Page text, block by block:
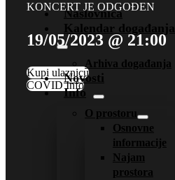
Naslovnica
Kalendar događanja
Arhiva događanja
Novosti
Info
O prostoru
Osnovne
informacije
Najam
prostora
KONCERT JE ODGOĐEN
19/05/2023 @ 21:00
Kupi ulaznicu
COVID Info